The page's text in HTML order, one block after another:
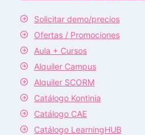
Solicitar demo/precios
Ofertas / Promociones
Aula + Cursos
Alquiler Campus
Alquiler SCORM
Catálogo Kontinia
Catálogo CAE
Catálogo LearningHUB